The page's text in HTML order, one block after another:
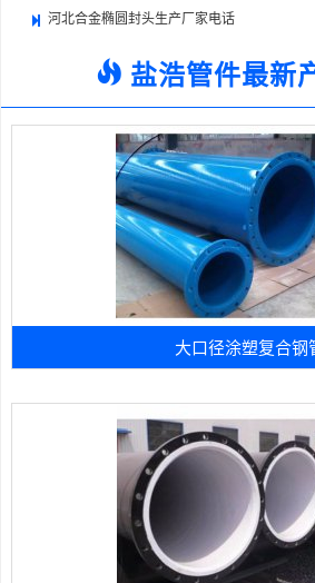
河北合金椭圆封头生产厂家电话
盐浩管件最新
大口径涂塑复合钢